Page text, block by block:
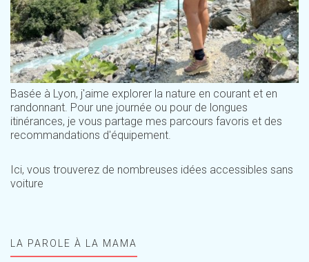
Basée à Lyon, j'aime explorer la nature en courant et en
randonnant. Pour une journée ou pour de longues
itinérances, je vous partage mes parcours favoris et des
recommandations d'équipement.
Ici, vous trouverez de nombreuses idées accessibles sans
voiture
LA PAROLE À LA MAMA